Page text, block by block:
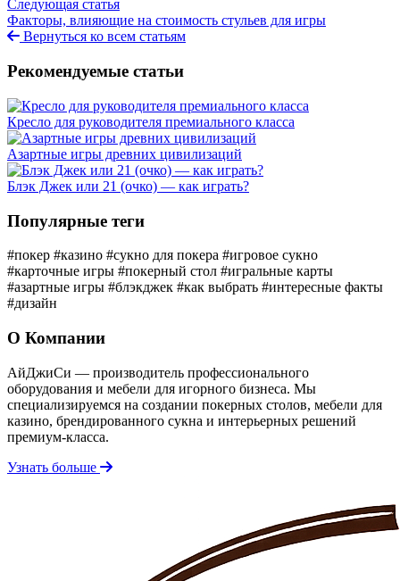
Следующая статья
Факторы, влияющие на стоимость стульев для игры
Вернуться ко всем статьям
Рекомендуемые статьи
Кресло для руководителя премиального класса
Азартные игры древних цивилизаций
Блэк Джек или 21 (очко) — как играть?
Популярные теги
#покер #казино #сукно для покера #игровое сукно
#карточные игры #покерный стол #игральные карты
#азартные игры #блэкджек #как выбрать #интересные факты
#дизайн
О Компании
АйДжиСи — производитель профессионального
оборудования и мебели для игорного бизнеса. Мы
специализируемся на создании покерных столов, мебели для
казино, брендированного сукна и интерьерных решений
премиум-класса.
Узнать больше